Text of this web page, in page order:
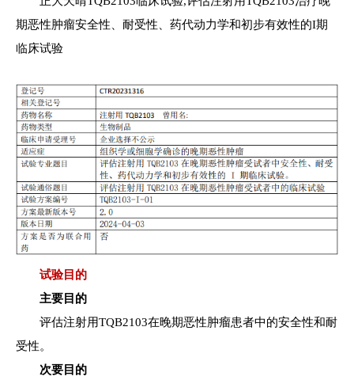
期恶性肿瘤安全性、耐受性、药代动力学和初步有效性的I期
临床试验
试验目的
主要目的
评估注射用TQB2103在晚期恶性肿瘤患者中的安全性和耐
受性。
次要目的